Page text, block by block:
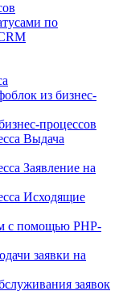
по
из бизнес-
процессов
Выдача
Заявление на
Исходящие
с помощью PHP-
заявки на
заявок